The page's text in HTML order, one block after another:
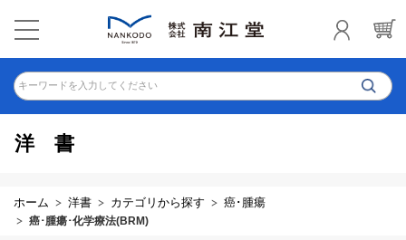
キーワードを入力してください
洋書
ホーム 洋書 カテゴリから探す 癌･腫瘍
癌･腫瘍･化学療法(BRM)